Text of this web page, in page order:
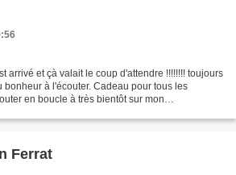
arrivé et çà valait le coup d'attendre !!!!!!!! toujours
bonheur à l'écouter. Cadeau pour tous les
en boucle à très bientôt sur mon
Ferrat